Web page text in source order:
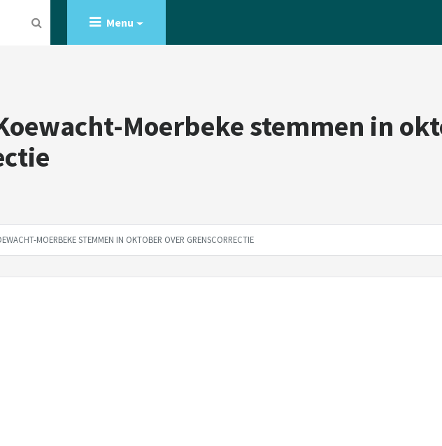
Menu
Moerbeke stemmen in
MOERBEKE STEMMEN IN OKTOBER OVER GRENSCORRECTIE